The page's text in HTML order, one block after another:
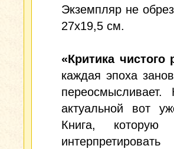
Экземпляр не
27x19,5 см.
«Критика чистого
каждая эпоха
переосмысливает.
актуальной вот
Книга,